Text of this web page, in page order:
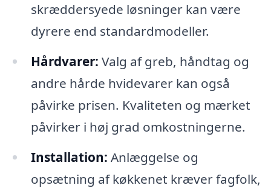
skræddersyede løsninger kan være
dyrere end standardmodeller.
Hårdvarer: Valg af greb, håndtag og
andre hårde hvidevarer kan også
påvirke prisen. Kvaliteten og mærket
påvirker i høj grad omkostningerne.
Installation: Anlæggelse og
opsætning af køkkenet kræver fagfolk,